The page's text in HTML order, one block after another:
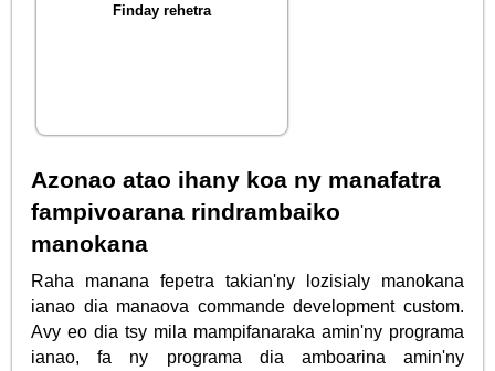
Finday rehetra
Azonao atao ihany koa ny manafatra
fampivoarana rindrambaiko
manokana
Raha manana fepetra takian'ny lozisialy manokana
ianao dia manaova commande development custom.
Avy eo dia tsy mila mampifanaraka amin'ny programa
ianao, fa ny programa dia amboarina amin'ny